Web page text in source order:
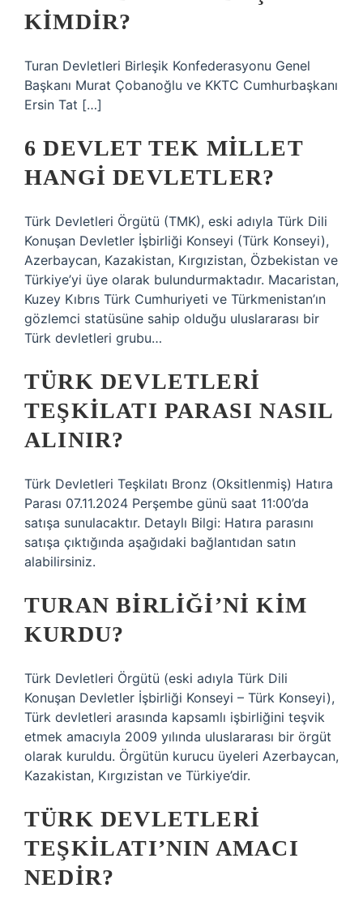
KIMDIR?
Turan Devletleri Birleşik Konfederasyonu Genel
Başkanı Murat Çobanoğlu ve KKTC Cumhurbaşkanı
Ersin Tat […]
6 DEVLET TEK MILLET
HANGI DEVLETLER?
Türk Devletleri Örgütü (TMK), eski adıyla Türk Dili
Konuşan Devletler İşbirliği Konseyi (Türk Konseyi),
Azerbaycan, Kazakistan, Kırgızistan, Özbekistan ve
Türkiye’yi üye olarak bulundurmaktadır. Macaristan,
Kuzey Kıbrıs Türk Cumhuriyeti ve Türkmenistan’ın
gözlemci statüsüne sahip olduğu uluslararası bir
Türk devletleri grubu…
TÜRK DEVLETLERI
TEŞKILATI PARASI NASIL
ALINIR?
Türk Devletleri Teşkilatı Bronz (Oksitlenmiş) Hatıra
Parası 07.11.2024 Perşembe günü saat 11:00’da
satışa sunulacaktır. Detaylı Bilgi: Hatıra parasını
satışa çıktığında aşağıdaki bağlantıdan satın
alabilirsiniz.
TURAN BIRLIĞI’NI KIM
KURDU?
Türk Devletleri Örgütü (eski adıyla Türk Dili
Konuşan Devletler İşbirliği Konseyi – Türk Konseyi),
Türk devletleri arasında kapsamlı işbirliğini teşvik
etmek amacıyla 2009 yılında uluslararası bir örgüt
olarak kuruldu. Örgütün kurucu üyeleri Azerbaycan,
Kazakistan, Kırgızistan ve Türkiye’dir.
TÜRK DEVLETLERI
TEŞKILATI’NIN AMACI
NEDIR?